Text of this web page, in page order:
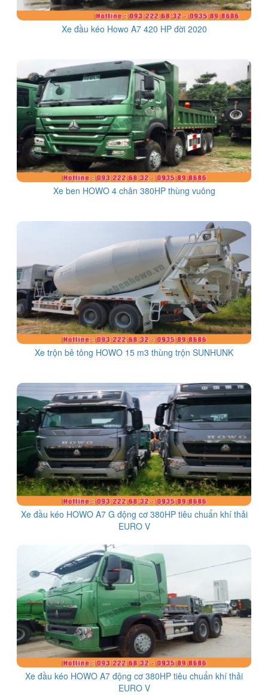
Xe đầu kéo Howo A7 420 HP đời 2020
Xe ben HOWO 4 chân 380HP thùng vuông
Xe trộn bê tông HOWO 15 m3 thùng trộn SUNHUNK
Xe đầu kéo HOWO A7 G động cơ 380HP tiêu chuẩn khí thải
EURO V
Xe đầu kéo HOWO A7 động cơ 380HP tiêu chuẩn khí thải
EURO V